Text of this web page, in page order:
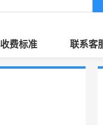
收费标准 联系客